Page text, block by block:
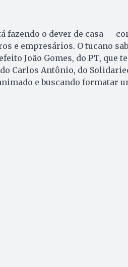
fazendo o dever de casa —
e empresários. O tucano
João Gomes, do PT, que
Carlos Antônio, do
e buscando formatar